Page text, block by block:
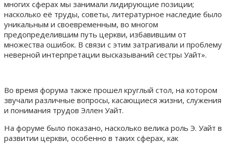
многих сферах мы занимали лидирующие позиции;
насколько её труды, советы, литературное наследие было
уникальным и своевременным, во многом
предопределившим путь церкви, избавившим от
множества ошибок. В связи с этим затрагивали и проблему
неверной интерпретации высказываний сестры Уайт».
Во время форума также прошел круглый стол, на котором
звучали различные вопросы, касающиеся жизни, служения
и понимания трудов Эллен Уайт.
На форуме было показано, насколько велика роль Э. Уайт в
развитии церкви, особенно в таких сферах, как